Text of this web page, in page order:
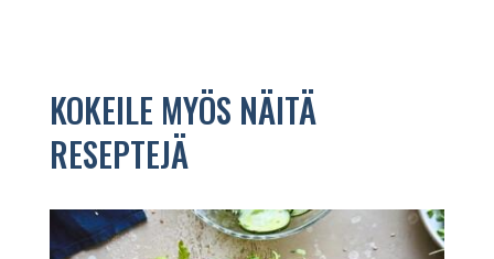
KOKEILE MYÖS NÄITÄ
RESEPTEJÄ